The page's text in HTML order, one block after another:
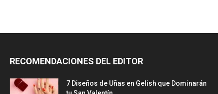
RECOMENDACIONES DEL EDITOR
7 Diseños de Uñas en Gelish que Dominarán